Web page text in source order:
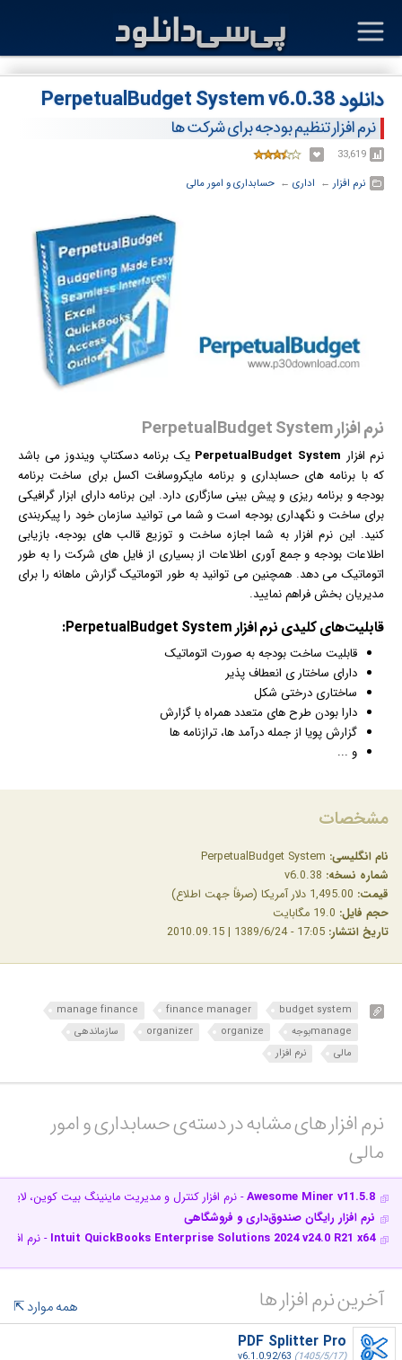
دانلود PerpetualBudget System v6.0.38
نرم افزار تنظیم بودجه برای شرکت ها
33,619
نرم افزار ← ‏ اداری ← ‏ حسابداری و امور مالی
نرم افزار PerpetualBudget System
نرم افزار PerpetualBudget System یک برنامهدسکتاپ ویندوزمی باشد
که با ﺑﺮﻧﺎﻣﻪ ھﺎی ﺣﺴﺎﺑﺪاری و ﺑﺮﻧﺎﻣﻪ ﻣﺎﯾﮑﺮوﺳﺎﻓﺖ اﮐﺴﻞ برای ساخت برنامه
بودجه و برنامه ریزی و پیش بینی سازگاری دارد. این برنامه دارای ابزارگرافیکی
برای ساخت و نگهداری بودجه است و شما می توانید سازمان خود را پیکربندی
کنید. این نرم افزار به شما اجازه ساخت و توزیع قالب های بودجه، بازیابی
اطلاعات بودجه و جمع آوری اطلاعات از بسیاری از فایل های شرکت را به طور
اتوماتیک می دهد. همچنین می توانید به طور اتوماتیک گزارش ماهانه را برای
مدیریان بخش فراهم نمایید.
قابلیت‌های کلیدی نرم افزار
قابلیت ساخت بودجه به صورت اتوماتیک
دارای ساختار ی انعطاف پذیر
ساختاری درختی شكل
دارا بودن طرح های متعدد همراه با گزارش
گزارش پویا از جمله درآمد ها، ترازنامه ها
و ...
مشخصات
نام انگلیسی:
شماره نسخه:
قیمت:
حجم فایل:
تاریخ انتشار:
budget system
finance manager
manage finance
manageبوجه
organize
organizer
سازماندهی
مالی
نرم افزار
نرم افزار های مشابه در دسته‌ی‌ حسابداری و امور
مالی‎
Awesome Miner v11.5.8- نرم افزار کنترل و مدیریت ماینینگ بیت کوین،
نرم افزار رایگان صندوق‌داری و فروشگاهی
Intuit QuickBooks Enterprise Solutions 2024 v24.0 R21 x64 - نرم
آخرین نرم افزار ها
همه موارد
PDF Splitter Pro
v6.1.0.92/63 (1405/5/17)